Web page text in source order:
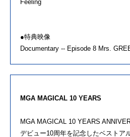
Feeling
●特典映像
Documentary -- Episode 8 Mrs.
MGA MAGICAL 10 YEARS
MGA MAGICAL 10 YEARS
デビュー10周年を記念したベストア